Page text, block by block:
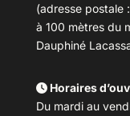
(adresse postale
à 100 mètres du
Dauphiné
Horaires
Du mardi au